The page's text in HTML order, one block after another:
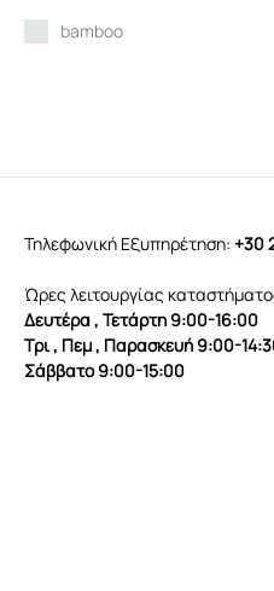
bamboo
Τηλεφωνική Εξυπηρέτηση: +30
Ώρες λειτουργίας
Δευτέρα , Τετάρτη 9:00-16:00
Τρι , Πεμ , Παρασκευή 9:00-
Σάββατο 9:00-15:00